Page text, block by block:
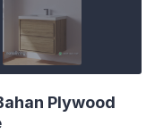
Plywood